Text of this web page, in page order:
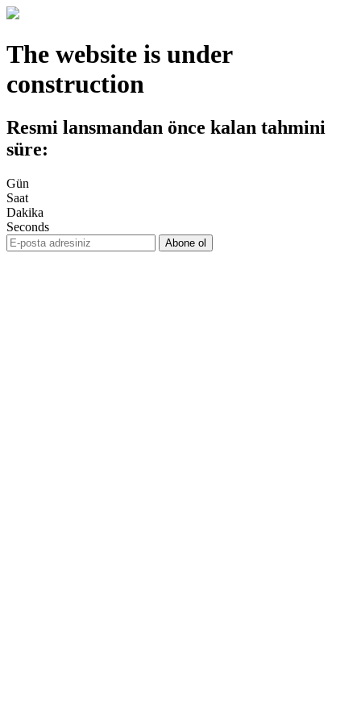
The website is under
construction
Resmi lansmandan önce kalan tahmini
süre:
Gün
Saat
Dakika
Seconds